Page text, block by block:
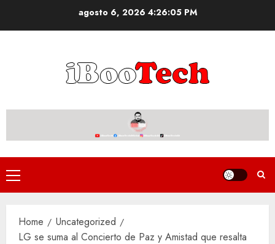
agosto 6, 2026 4:26:05 PM
Primary
Menu
Home
Uncategorized
LG se suma al Concierto de Paz y Amistad que resalta